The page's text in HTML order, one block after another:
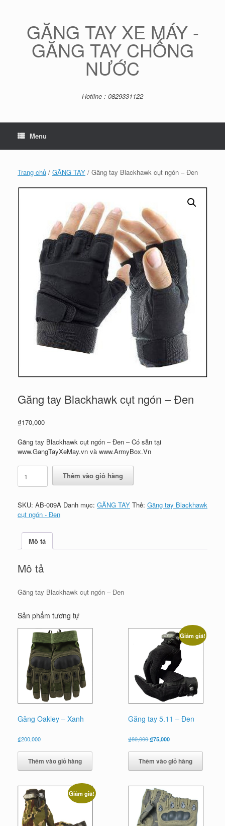
GĂNG TAY XE MÁY -
GĂNG TAY CHỐNG
NƯỚC
Hotline : 0829331122
Menu
Trang chủ / GĂNG TAY / Găng tay Blackhawk cụt ngón – Đen
Găng tay Blackhawk cụt ngón – Đen
₫170,000
Găng tay Blackhawk cụt ngón – Đen – Có sẵn tại
www.GangTayXeMay.vn và www.ArmyBox.Vn
Găng
tay
Blackhawk
ngón
-
lượng
Thêm vào giỏ hàng
SKU: AB-009A Danh mục: GĂNG TAY Thẻ: Găng tay Blackhawk
cụt ngón - Đen
Mô tả
Mô tả
Găng tay Blackhawk cụt ngón – Đen
Sản phẩm tương tự
Găng Oakley – Xanh
₫200,000
Thêm vào giỏ hàng
Giảm giá!
Găng tay 5.11 – Đen
₫80,000Giá
là:
₫80,000.
₫75,000Giá
tại
là:
₫75,000.
Thêm vào giỏ hàng
Giảm giá!